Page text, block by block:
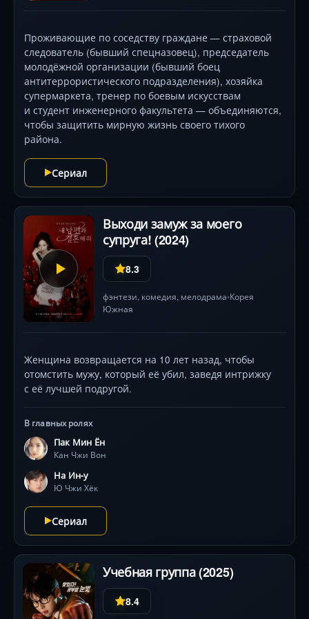
Проживающие по соседству граждане — страховой
следователь (бывший спецназовец), председатель
молодёжной организации (бывший боец
антитеррористического подразделения), хозяйка
супермаркета, тренер по боевым искусствам
и студент инженерного факультета — объединяются,
чтобы защитить мирную жизнь своего тихого
района.
Сериал
Выходи замуж за моего
супруга! (2024)
8.3
фэнтези, комедия, мелодрама•Корея
Южная
Женщина возвращается на 10 лет назад, чтобы
отомстить мужу, который её убил, заведя интрижку
с её лучшей подругой.
В главных ролях
Пак Мин Ён
Кан Чжи Вон
На Ин-у
Ю Чжи Хёк
Сериал
Учебная группа (2025)
8.4